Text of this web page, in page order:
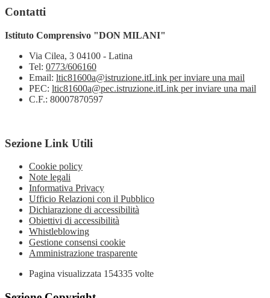
Contatti
Istituto Comprensivo "DON MILANI"
Via Cilea, 3 04100 - Latina
Tel: 0773/606160
Email: ltic81600a@istruzione.itLink per inviare una mail
PEC: ltic81600a@pec.istruzione.itLink per inviare una mail
C.F.: 80007870597
Sezione Link Utili
Cookie policy
Note legali
Informativa Privacy
Ufficio Relazioni con il Pubblico
Dichiarazione di accessibilità
Obiettivi di accessibilità
Whistleblowing
Gestione consensi cookie
Amministrazione trasparente
Pagina visualizzata 154335 volte